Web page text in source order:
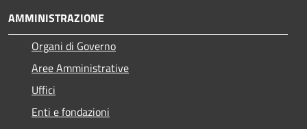
AMMINISTRAZIONE
Organi di Governo
Aree Amministrative
Uffici
Enti e fondazioni